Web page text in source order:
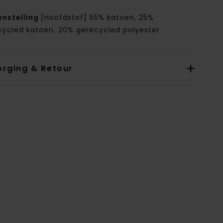
[Hoofdstof] 55% katoen, 25%
katoen, 20% gerecycled polyester
& Retour